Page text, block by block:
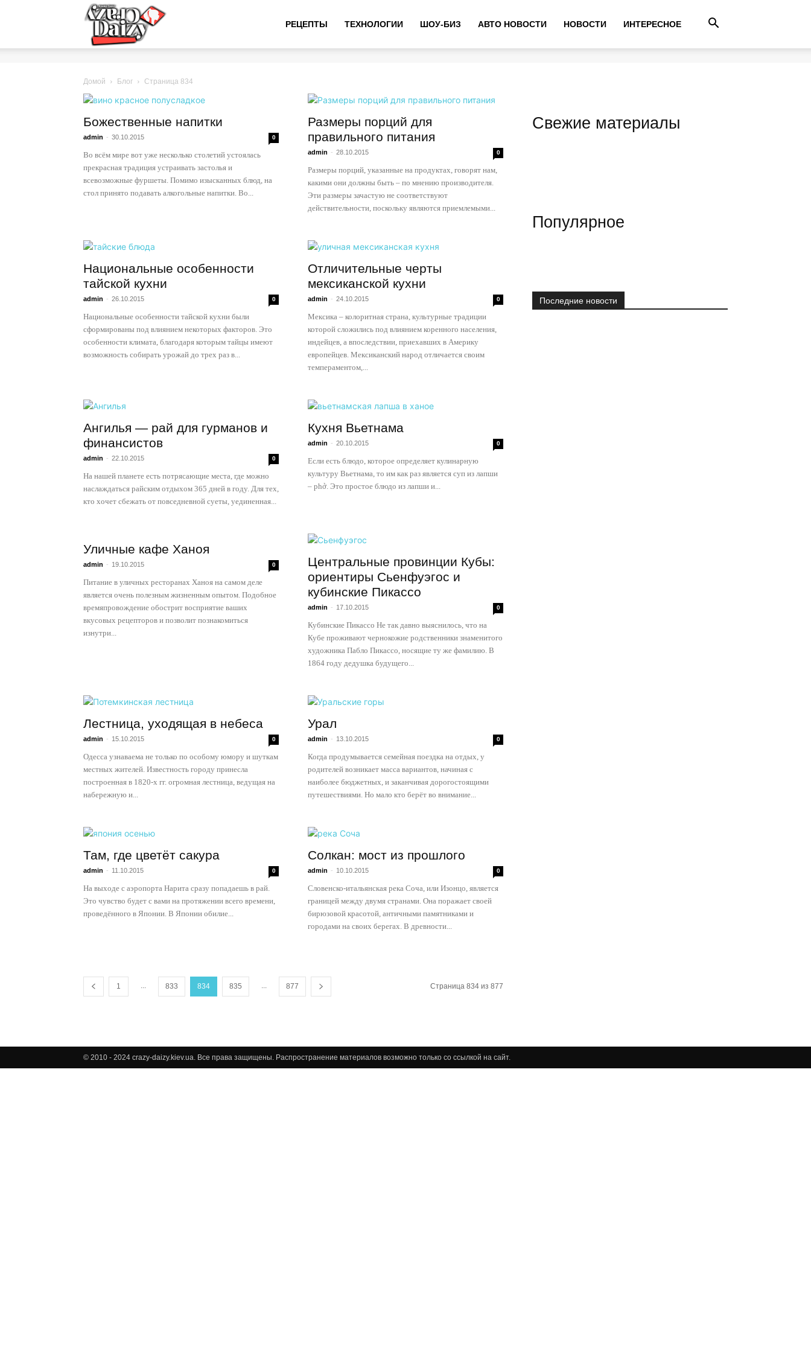
—
сумашедшие
обо
РЕЦЕПТЫ ТЕХНОЛОГИИ ШОУ-БИЗ АВТО НОВОСТИ НОВОСТИ ИНТЕРЕСНОЕ
Домой Блог Страница 834
Божественные напитки
admin - 30.10.2015 0
Во всём мире вот уже несколько столетий устоялась
прекрасная традиция устраивать застолья и
всевозможные фуршеты. Помимо изысканных блюд, на
стол принято подавать алкогольные напитки. Во...
Размеры порций для
правильного питания
admin - 28.10.2015 0
Размеры порций, указанные на продуктах, говорят нам,
какими они должны быть – по мнению производителя.
Эти размеры зачастую не соответствуют
действительности, поскольку являются приемлемыми...
Национальные особенности
тайской кухни
admin - 26.10.2015 0
Национальные особенности тайской кухни были
сформированы под влиянием некоторых факторов. Это
особенности климата, благодаря которым тайцы имеют
возможность собирать урожай до трех раз в...
Отличительные черты
мексиканской кухни
admin - 24.10.2015 0
Мексика – колоритная страна, культурные традиции
которой сложились под влиянием коренного населения,
индейцев, а впоследствии, приехавших в Америку
европейцев. Мексиканский народ отличается своим
темпераментом,...
Ангилья — рай для гурманов и
финансистов
admin - 22.10.2015 0
На нашей планете есть потрясающие места, где можно
наслаждаться райским отдыхом 365 дней в году. Для тех,
кто хочет сбежать от повседневной суеты, уединенная...
Кухня Вьетнама
admin - 20.10.2015 0
Если есть блюдо, которое определяет кулинарную
культуру Вьетнама, то им как раз является суп из лапши
– phở. Это простое блюдо из лапши и...
Уличные кафе Ханоя
admin - 19.10.2015 0
Питание в уличных ресторанах Ханоя на самом деле
является очень полезным жизненным опытом. Подобное
времяпровождение обострит восприятие ваших
вкусовых рецепторов и позволит познакомиться
изнутри...
Центральные провинции Кубы:
ориентиры Сьенфуэгос и
кубинские Пикассо
admin - 17.10.2015 0
Кубинские Пикассо Не так давно выяснилось, что на
Кубе проживают чернокожие родственники знаменитого
художника Пабло Пикассо, носящие ту же фамилию. В
1864 году дедушка будущего...
Лестница, уходящая в небеса
admin - 15.10.2015 0
Одесса узнаваема не только по особому юмору и шуткам
местных жителей. Известность городу принесла
построенная в 1820-х гг. огромная лестница, ведущая на
набережную и...
Урал
admin - 13.10.2015 0
Когда продумывается семейная поездка на отдых, у
родителей возникает масса вариантов, начиная с
наиболее бюджетных, и заканчивая дорогостоящими
путешествиями. Но мало кто берёт во внимание...
Там, где цветёт сакура
admin - 11.10.2015 0
На выходе с аэропорта Нарита сразу попадаешь в рай.
Это чувство будет с вами на протяжении всего времени,
проведённого в Японии. В Японии обилие...
Солкан: мост из прошлого
admin - 10.10.2015 0
Словенско-итальянская река Соча, или Изонцо, является
границей между двумя странами. Она поражает своей
бирюзовой красотой, античными памятниками и
городами на своих берегах. В древности...
1 ... 833 834 835 ... 877 Страница 834 из 877
Свежие материалы
Популярное
Последние новости
© 2010 - 2024 crazy-daizy.kiev.ua. Все права защищены. Распространение материалов возможно только со ссылкой на сайт.